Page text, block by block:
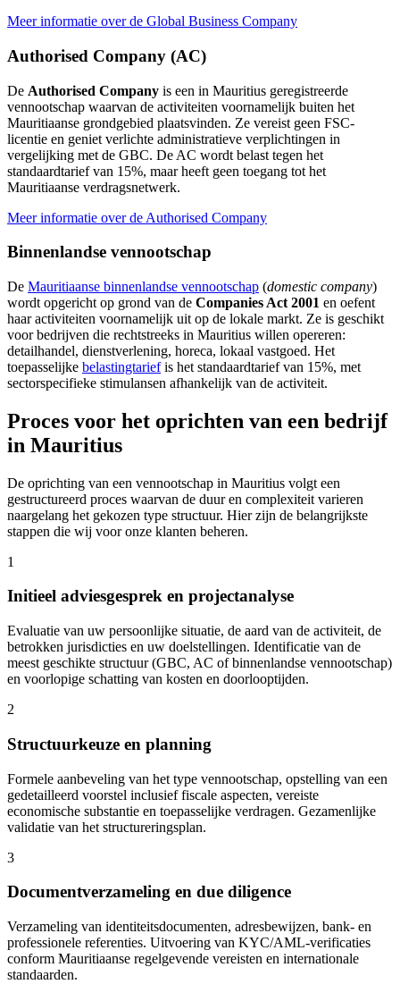
Meer informatie over de Global Business Company
Authorised Company (AC)
De Authorised Company is een in Mauritius geregistreerde
vennootschap waarvan de activiteiten voornamelijk buiten het
Mauritiaanse grondgebied plaatsvinden. Ze vereist geen FSC-
licentie en geniet verlichte administratieve verplichtingen in
vergelijking met de GBC. De AC wordt belast tegen het
standaardtarief van 15%, maar heeft geen toegang tot het
Mauritiaanse verdragsnetwerk.
Meer informatie over de Authorised Company
Binnenlandse vennootschap
De Mauritiaanse binnenlandse vennootschap (domestic company)
wordt opgericht op grond van de Companies Act 2001 en oefent
haar activiteiten voornamelijk uit op de lokale markt. Ze is geschikt
voor bedrijven die rechtstreeks in Mauritius willen opereren:
detailhandel, dienstverlening, horeca, lokaal vastgoed. Het
toepasselijke belastingtariefis het standaardtarief van 15%, met
sectorspecifieke stimulansen afhankelijk van de activiteit.
Proces voor het oprichten van een bedrijf
in Mauritius
De oprichting van een vennootschap in Mauritius volgt een
gestructureerd proces waarvan de duur en complexiteit varieren
naargelang het gekozen type structuur. Hier zijn de belangrijkste
stappen die wij voor onze klanten beheren.
1
Initieel adviesgesprek en projectanalyse
Evaluatie van uw persoonlijke situatie, de aard van de activiteit, de
betrokken jurisdicties en uw doelstellingen. Identificatie van de
meest geschikte structuur (GBC, AC of binnenlandse vennootschap)
en voorlopige schatting van kosten en doorlooptijden.
2
Structuurkeuze en planning
Formele aanbeveling van het type vennootschap, opstelling van een
gedetailleerd voorstel inclusief fiscale aspecten, vereiste
economische substantie en toepasselijke verdragen. Gezamenlijke
validatie van het structureringsplan.
3
Documentverzameling en due diligence
Verzameling van identiteitsdocumenten, adresbewijzen, bank- en
professionele referenties. Uitvoering van KYC/AML-verificaties
conform Mauritiaanse regelgevende vereisten en internationale
standaarden.